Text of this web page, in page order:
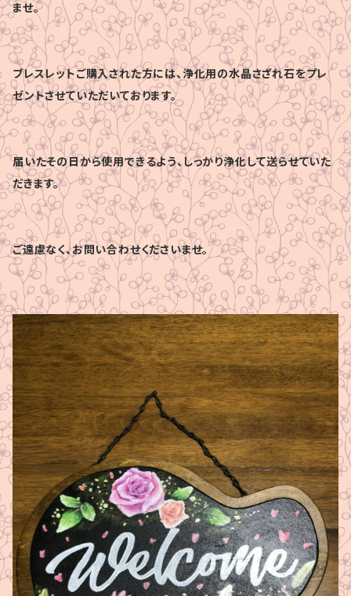
ませ。
ブレスレットご購入された方には、浄化用の水晶さざれ石をプレ
ゼントさせていただいております。
届いたその日から使用できるよう、しっかり浄化して送らせていた
だきます。
ご遠慮なく、お問い合わせくださいませ。